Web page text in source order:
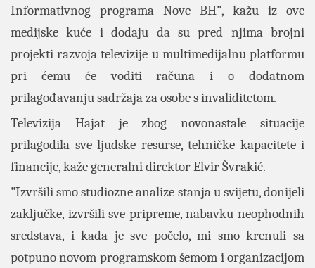
Informativnog programa Nove BH", kažu iz ove
medijske kuće i dodaju da su pred njima brojni
projekti razvoja televizije u multimedijalnu platformu
pri ćemu će voditi računa i o dodatnom
prilagođavanju sadržaja za osobe s invaliditetom.
Televizija Hajat je zbog novonastale situacije
prilagodila sve ljudske resurse, tehničke kapacitete i
financije, kaže generalni direktor Elvir Švrakić.
"Izvršili smo studiozne analize stanja u svijetu, donijeli
zaključke, izvršili sve pripreme, nabavku neophodnih
sredstava, i kada je sve počelo, mi smo krenuli sa
potpuno novom programskom šemom i organizacijom